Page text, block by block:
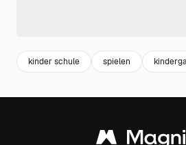
kinder schule spielen